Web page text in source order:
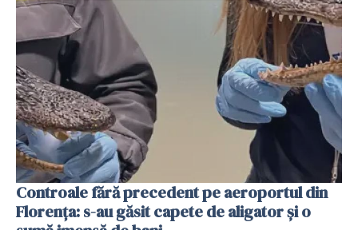
Controale fără precedent pe aeroportul din
Florența: s-au găsit capete de aligator și o